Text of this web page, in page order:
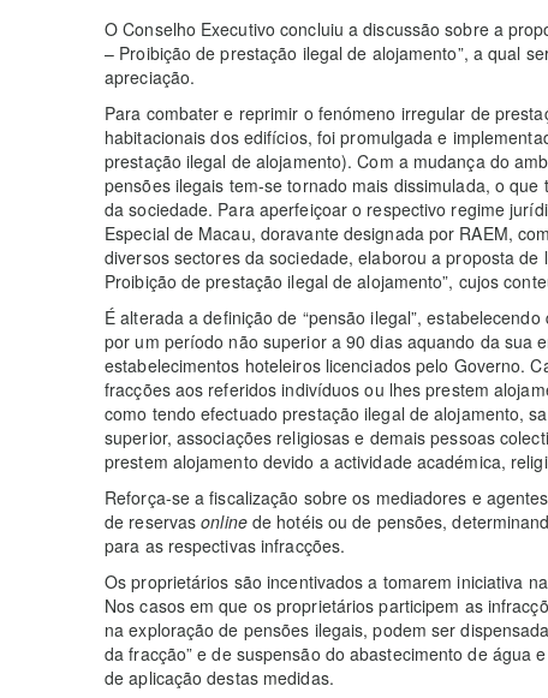
O Conselho Executivo concluiu a discussão sobre a
– Proibição de prestação ilegal de alojamento”, a qual
apreciação.
Para combater e reprimir o fenómeno irregular de
habitacionais dos edifícios, foi promulgada e
prestação ilegal de alojamento). Com a mudança do
pensões ilegais tem-se tornado mais dissimulada, o
da sociedade. Para aperfeiçoar o respectivo regime
Especial de Macau, doravante designada por RAEM,
diversos sectores da sociedade, elaborou a proposta de
Proibição de prestação ilegal de alojamento”, cujos
É alterada a definição de “pensão ilegal”,
por um período não superior a 90 dias aquando da sua
estabelecimentos hoteleiros licenciados pelo Governo.
fracções aos referidos indivíduos ou lhes prestem
como tendo efectuado prestação ilegal de alojamento,
superior, associações religiosas e demais pessoas
prestem alojamento devido a actividade académica,
Reforça-se a fiscalização sobre os mediadores e
de reservasonline de hotéis ou de pensões,
para as respectivas infracções.
Os proprietários são incentivados a tomarem iniciativa
Nos casos em que os proprietários participem as
na exploração de pensões ilegais, podem ser
da fracção” e de suspensão do abastecimento de água
de aplicação destas medidas.